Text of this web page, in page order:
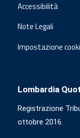
Accessibilità
Note Legali
Impostazione
Lombardia
Registrazione
ottobre 2016.